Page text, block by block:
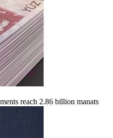
reach 2.86 billion manats